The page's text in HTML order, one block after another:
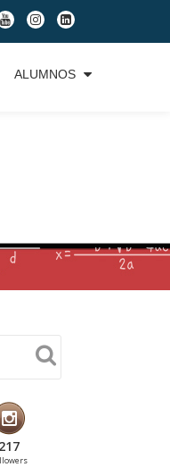
fa-
instagram
fa-
linkedin-
square
ALUMNOS
217